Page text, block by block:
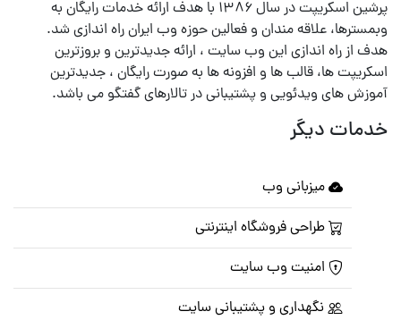
پرشین اسکریپت در سال ۱۳۸۶ با هدف ارائه خدمات رایگان به
وبمسترها، علاقه مندان و فعالین حوزه وب ایران راه اندازی شد.
هدف از راه اندازی این وب سایت ، ارائه جدیدترین و بروزترین
اسکریپت ها، قالب ها و افزونه ها به صورت رایگان ، جدیدترین
آموزش های ویدئویی و پشتیبانی در تالارهای گفتگو می باشد.
خدمات دیگر
میزبانی وب
طراحی فروشگاه اینترنتی
امنیت وب سایت
نگهداری و پشتیبانی سایت